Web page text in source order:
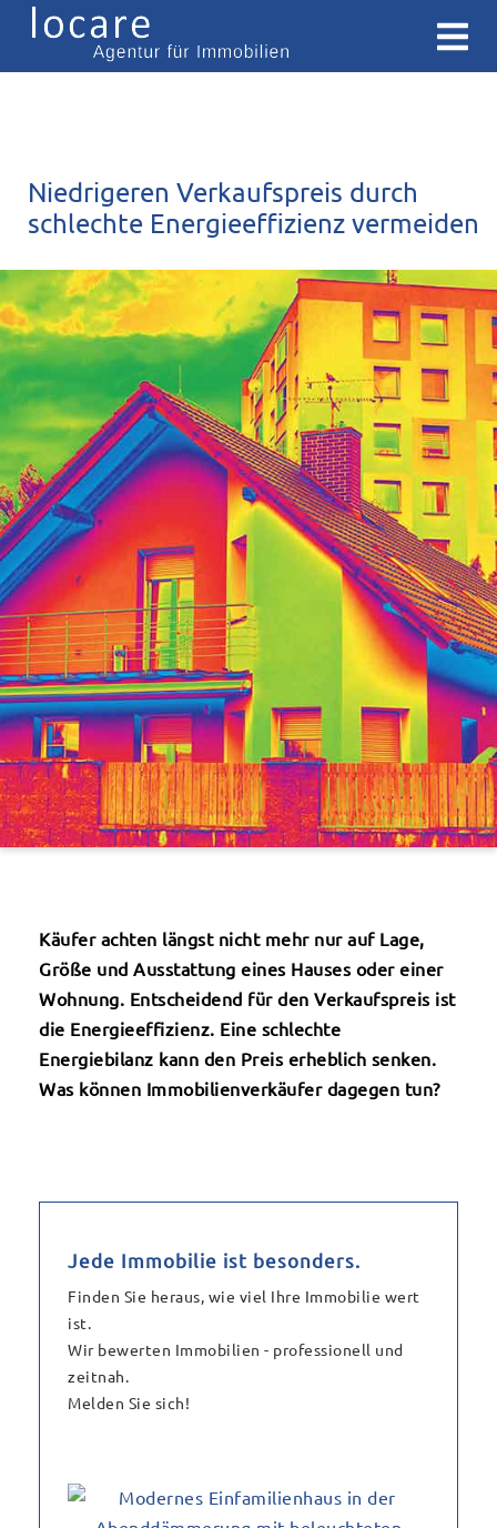
Niedrigeren Verkaufspreis durch
schlechte Energieeffizienz vermeiden
Käufer achten längst nicht mehr nur auf Lage,
Größe und Ausstattung eines Hauses oder einer
Wohnung. Entscheidend für den Verkaufspreis ist
die Energieeffizienz. Eine schlechte
Energiebilanz kann den Preis erheblich senken.
Was können Immobilienverkäufer dagegen tun?
Jede Immobilie ist besonders.
Finden Sie heraus, wie viel Ihre Immobilie wert
ist.
Wir bewerten Immobilien - professionell und
zeitnah.
Melden Sie sich!